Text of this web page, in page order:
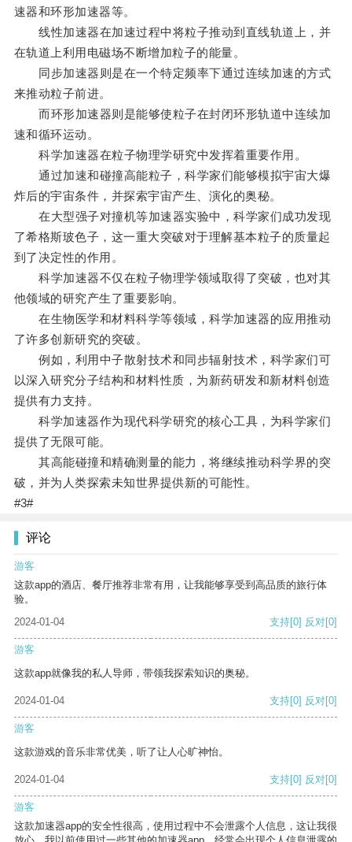
速器和环形加速器等。
线性加速器在加速过程中将粒子推动到直线轨道上，并
在轨道上利用电磁场不断增加粒子的能量。
同步加速器则是在一个特定频率下通过连续加速的方式
来推动粒子前进。
而环形加速器则是能够使粒子在封闭环形轨道中连续加
速和循环运动。
科学加速器在粒子物理学研究中发挥着重要作用。
通过加速和碰撞高能粒子，科学家们能够模拟宇宙大爆
炸后的宇宙条件，并探索宇宙产生、演化的奥秘。
在大型强子对撞机等加速器实验中，科学家们成功发现
了希格斯玻色子，这一重大突破对于理解基本粒子的质量起
到了决定性的作用。
科学加速器不仅在粒子物理学领域取得了突破，也对其
他领域的研究产生了重要影响。
在生物医学和材料科学等领域，科学加速器的应用推动
了许多创新研究的突破。
例如，利用中子散射技术和同步辐射技术，科学家们可
以深入研究分子结构和材料性质，为新药研发和新材料创造
提供有力支持。
科学加速器作为现代科学研究的核心工具，为科学家们
提供了无限可能。
其高能碰撞和精确测量的能力，将继续推动科学界的突
破，并为人类探索未知世界提供新的可能性。
#3#
评论
游客
这款app的酒店、餐厅推荐非常有用，让我能够享受到高品质的旅行体
验。
2024-01-04
支持[0] 反对[0]
游客
这款app就像我的私人导师，带领我探索知识的奥秘。
2024-01-04 支持[0] 反对[0]
游客
这款游戏的音乐非常优美，听了让人心旷神怡。
2024-01-04 支持[0] 反对[0]
游客
这款加速器app的安全性很高，使用过程中不会泄露个人信息，这让我很